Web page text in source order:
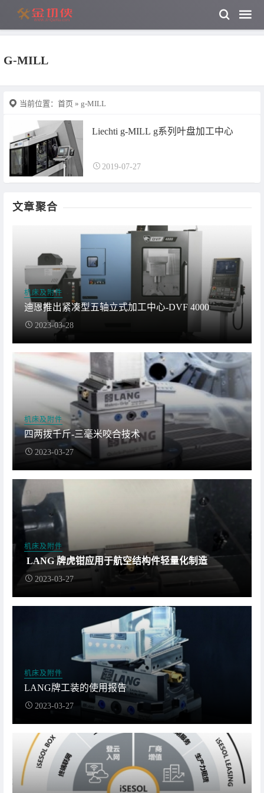
G-MILL
当前位置： 首页 » g-MILL
Liechti g-MILL g系列叶盘加工中心
2019-07-27
文章聚合
机床及附件
迪恩推出紧凑型五轴立式加工中心-DVF 4000
2023-03-28
机床及附件
四两拨千斤-三毫米咬合技术
2023-03-27
机床及附件
LANG 牌虎钳应用于航空结构件轻量化制造
2023-03-27
机床及附件
LANG牌工装的使用报告
2023-03-27